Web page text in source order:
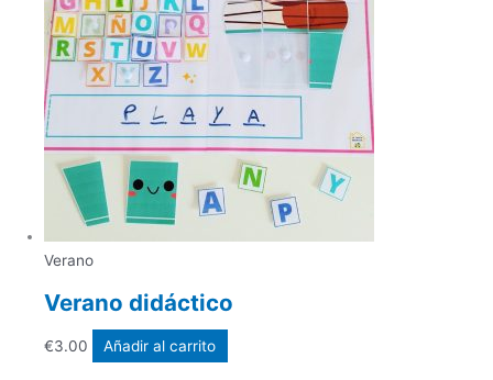
Verano
Verano didáctico
€3.00 Añadir al carrito